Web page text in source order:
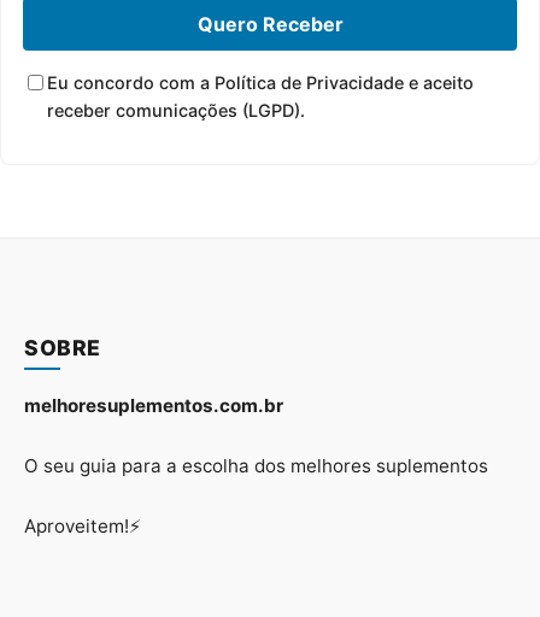
Quero Receber
Eu concordo com a Política de Privacidade e aceito
receber comunicações (LGPD).
SOBRE
melhoresuplementos.com.br
O seu guia para a escolha dos melhores suplementos
Aproveitem!⚡